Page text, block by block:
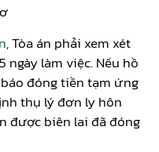
, Tòa án phải xem xét
làm việc. Nếu hồ
đóng tiền tạm ứng
thụ lý đơn ly hôn
được biên lai đã đóng